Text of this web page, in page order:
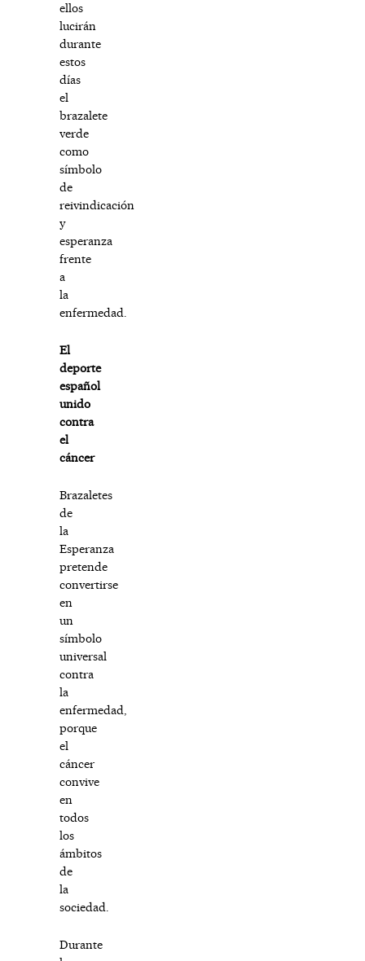
ellos
lucirán
durante
estos
días
el
brazalete
verde
como
símbolo
de
reivindicación
y
esperanza
frente
a
la
enfermedad.
El
deporte
español
unido
contra
el
cáncer
Brazaletes
de
la
Esperanza
pretende
convertirse
en
un
símbolo
universal
contra
la
enfermedad,
porque
el
cáncer
convive
en
todos
los
ámbitos
de
la
sociedad.
Durante